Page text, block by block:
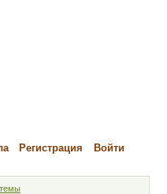
Регистрация Войти